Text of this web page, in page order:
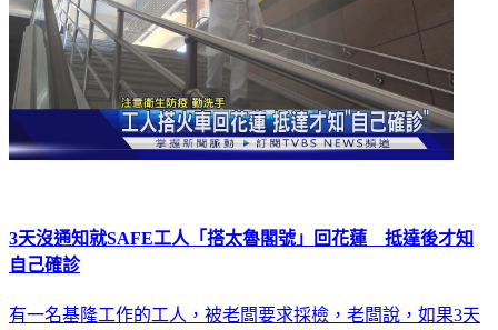
3天沒通知就SAFE工人「搭太魯閣號」回花蓮 抵達後才知
自己確診
有一名基隆工作的工人，被老闆要求採檢，老闆說，如果3天